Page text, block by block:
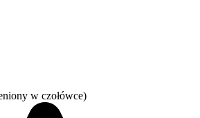
w czołówce)